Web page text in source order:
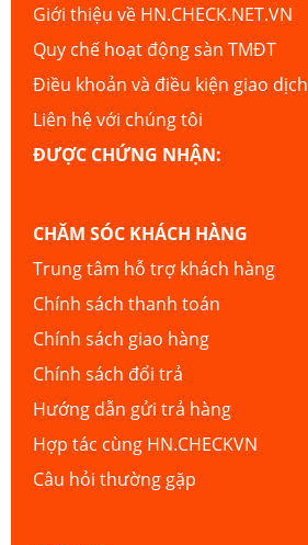
Giới thiệu về HN.CHECK.NET.VN
Quy chế hoạt động sàn TMĐT
Điều khoản và điều kiện giao dịch
Liên hệ với chúng tôi
ĐƯỢC CHỨNG NHẬN:
CHĂM SÓC KHÁCH HÀNG
Trung tâm hỗ trợ khách hàng
Chính sách thanh toán
Chính sách giao hàng
Chính sách đổi trả
Hướng dẫn gửi trả hàng
Hợp tác cùng HN.CHECKVN
Câu hỏi thường gặp